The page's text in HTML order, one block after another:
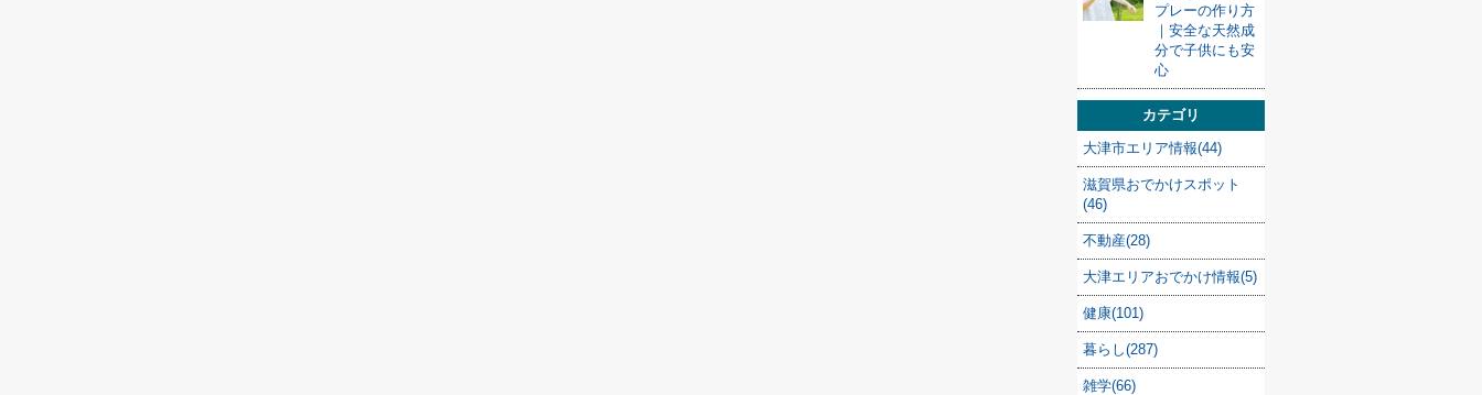
プレーの作り方
｜安全な天然成
分で子供にも安
心
カテゴリ
大津市エリア情報(44)
滋賀県おでかけスポット
(46)
不動産(28)
大津エリアおでかけ情報(5)
健康(101)
暮らし(287)
雑学(66)